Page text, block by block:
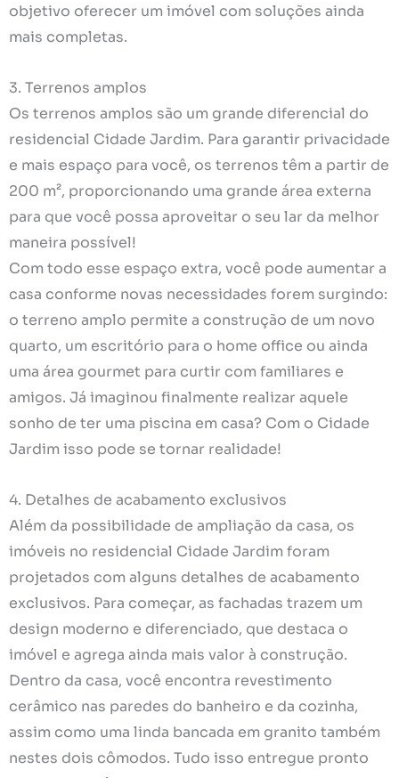
objetivo oferecer um imóvel com soluções ainda
mais completas.
3. Terrenos amplos
Os terrenos amplos são um grande diferencial do
residencial Cidade Jardim. Para garantir privacidade
e mais espaço para você, os terrenos têm a partir de
200 m², proporcionando uma grande área externa
para que você possa aproveitar o seu lar da melhor
maneira possível!
Com todo esse espaço extra, você pode aumentar a
casa conforme novas necessidades forem surgindo:
o terreno amplo permite a construção de um novo
quarto, um escritório para o home office ou ainda
uma área gourmet para curtir com familiares e
amigos. Já imaginou finalmente realizar aquele
sonho de ter uma piscina em casa? Com o Cidade
Jardim isso pode se tornar realidade!
4. Detalhes de acabamento exclusivos
Além da possibilidade de ampliação da casa, os
imóveis no residencial Cidade Jardim foram
projetados com alguns detalhes de acabamento
exclusivos. Para começar, as fachadas trazem um
design moderno e diferenciado, que destaca o
imóvel e agrega ainda mais valor à construção.
Dentro da casa, você encontra revestimento
cerâmico nas paredes do banheiro e da cozinha,
assim como uma linda bancada em granito também
nestes dois cômodos. Tudo isso entregue pronto